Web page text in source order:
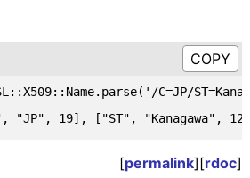
C=JP/
[permalink][rdoc]